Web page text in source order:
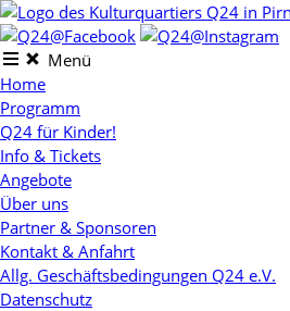
Skip
to
contentMenü
Home
Programm
Q24 für Kinder!
Info & Tickets
Angebote
Über uns
Partner & Sponsoren
Kontakt & Anfahrt
Allg. Geschäftsbedingungen Q24 e.V.
Datenschutz